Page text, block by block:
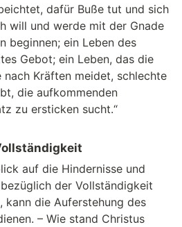
dafür Buße tut und sich
will und werde mit der Gnade
beginnen; ein Leben des
Gebot; ein Leben, das die
nach Kräften meidet, schlechte
die aufkommenden
zu ersticken sucht.“
auf die Hindernisse und
der Vollständigkeit
kann die Auferstehung des
– Wie stand Christus